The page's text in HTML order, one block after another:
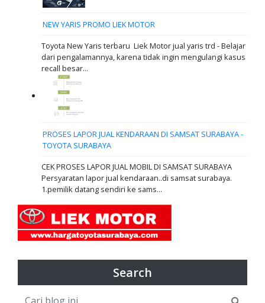
NEW YARIS PROMO LIEK MOTOR
Toyota New Yaris terbaru Liek Motor jual yaris trd - Belajar
dari pengalamannya, karena tidak ingin mengulangi kasus
recall besar...
PROSES LAPOR JUAL KENDARAAN DI SAMSAT SURABAYA -
TOYOTA SURABAYA
CEK PROSES LAPOR JUAL MOBIL DI SAMSAT SURABAYA
Persyaratan lapor jual kendaraan..di samsat surabaya.
1.pemilik datang sendiri ke sams...
Search